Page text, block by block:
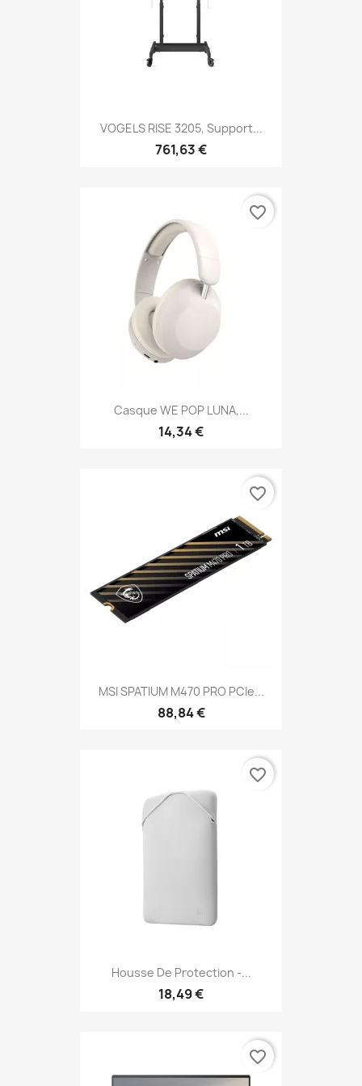
VOGELS RISE 3205, Support...
761,63 €
Casque WE POP LUNA,...
14,34 €
favorite_border
MSI SPATIUM M470 PRO PCIe...
88,84 €
favorite_border
Housse De Protection -...
18,49 €
favorite_border
favorite_border